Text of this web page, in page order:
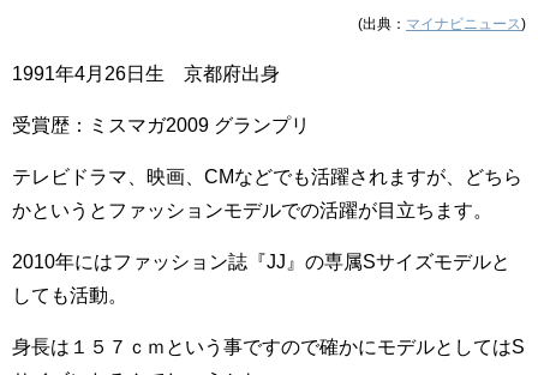
(出典： マイナビニュース )
1991年4月26日生 京都府出身
受賞歴：ミスマガ2009 グランプリ
テレビドラマ、映画、CMなどでも活躍されますが、どちら
かというとファッションモデルでの活躍が目立ちます。
2010年にはファッション誌『JJ』の専属Sサイズモデルと
しても活動。
身長は１５７ｃｍという事ですので確かにモデルとしてはS